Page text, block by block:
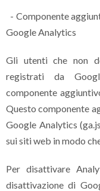
- Componente
Google Analytics
Gli utenti che non
registrati da
componente
Questo componente
Google Analytics
sui siti web in modo
Per disattivare
disattivazione di